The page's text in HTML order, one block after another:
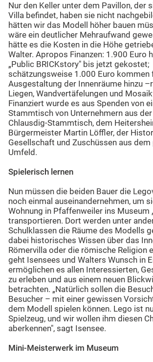
Nur den Keller unter dem Pavillon, der
Villa befindet, haben sie nicht
hätten wir das Modell höher bauen
wäre ein deutlicher Mehraufwand
hätte es die Kosten in die Höhe
Walter. Apropos Finanzen: 1.900 Euro
„Public BRICKstory" bis jetzt gekostet;
schätzungsweise 1.000 Euro kommen
Ausgestaltung der Innenräume hinzu
Liegen, Wandvertäfelungen und
Finanziert wurde es aus Spenden von
Stammtisch von Unternehmern aus der
Chlausdig-Stammtisch, dem
Bürgermeister Martin Löffler, der
Gesellschaft und Zuschüssen aus dem
Umfeld.
Spielerisch lernen
Nun müssen die beiden Bauer die
noch einmal auseinandernehmen, um
Wohnung in Pfaffenweiler ins Museum
transportieren. Dort werden unter
Schulklassen die Räume des Modells
dabei historisches Wissen über das
Römervilla oder die römische Religion
geht Isensees und Walters Wunsch in
ermöglichen es allen Interessierten,
zu erleben und aus einem neuen
betrachten. „Natürlich sollen die
Besucher – mit einer gewissen
dem Modell spielen können. Lego ist
Spielzeug, und wir wollen ihm diesen
aberkennen", sagt Isensee.
Mini-Meisterwerk im Museum